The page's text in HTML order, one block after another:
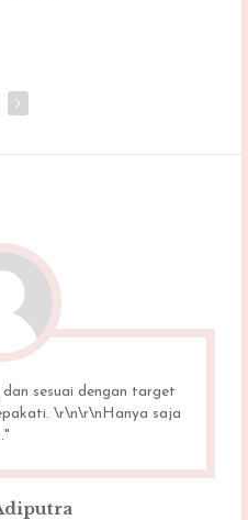
undangan nya..bagus
yang setia hehe..